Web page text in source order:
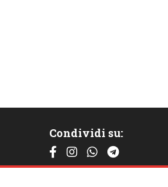
Condividi su:
Contattaci: